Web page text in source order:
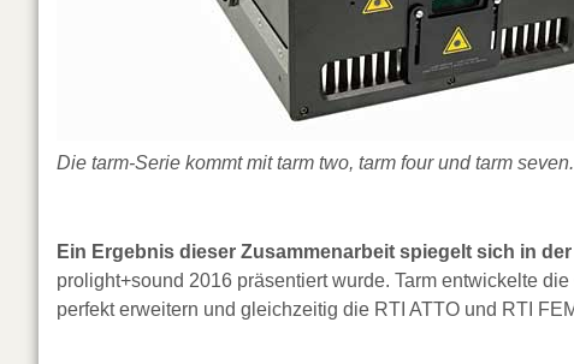
Die tarm-Serie kommt mit tarm two, tarm four und tarm seven.
Ein Ergebnis dieser Zusammenarbeit spiegelt sich in
prolight+sound 2016 präsentiert wurde. Tarm entwickelte
perfekt erweitern und gleichzeitig die RTI ATTO und RTI